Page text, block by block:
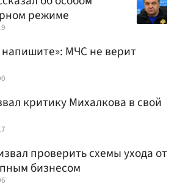
режиме
МЧС не верит
критику Михалкова в свой
проверить схемы ухода от
бизнесом